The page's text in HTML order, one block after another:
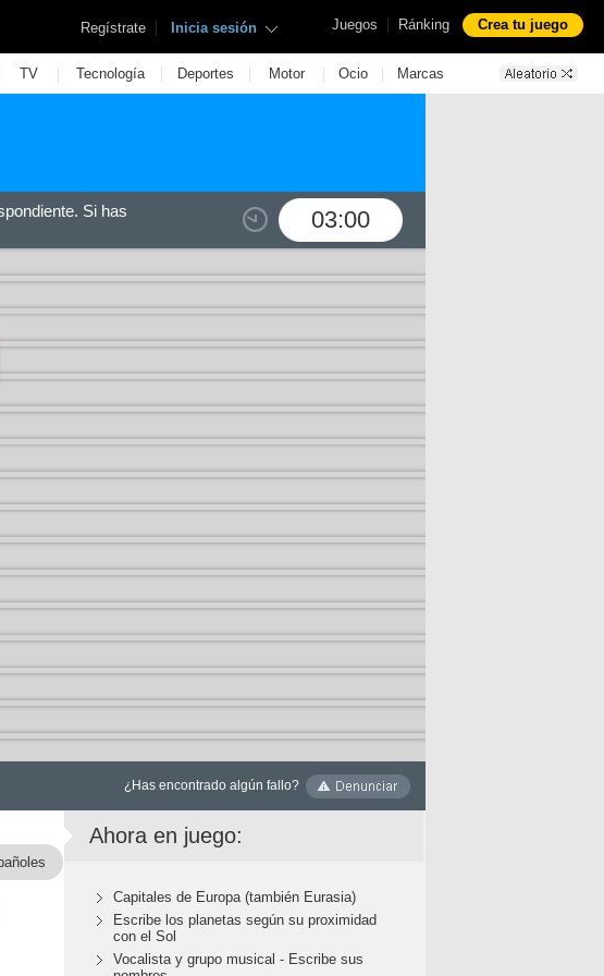
Juegos | Ránking Crea tu juego
Regístrate | Inicia sesión
TV | Tecnología | Deportes | Motor | Ocio | Marcas
03:00
Si has
¿Has encontrado algún fallo?
Ahora en juego:
Capitales de Europa (también Eurasia)
Escribe los planetas según su proximidad
con el Sol
Vocalista y grupo musical - Escribe sus